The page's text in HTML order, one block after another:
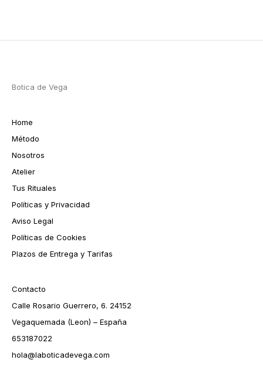
Botica de Vega
Home
Método
Nosotros
Atelier
Tus Rituales
Políticas y Privacidad
Aviso Legal
Políticas de Cookies
Plazos de Entrega y Tarifas
Contacto
Calle Rosario Guerrero, 6. 24152
Vegaquemada (Leon) – España
653187022
hola@laboticadevega.com